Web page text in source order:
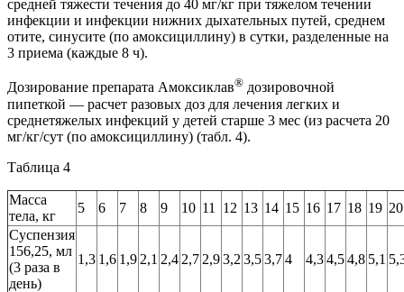
средней тяжести течения до 40 мг/кг при тяжелом течении
инфекции и инфекции нижних дыхательных путей, среднем
отите, синусите (по амоксициллину) в сутки, разделенные на
3 приема (каждые 8 ч).
Дозирование препарата Амоксиклав® дозировочной
пипеткой — расчет разовых доз для лечения легких и
среднетяжелых инфекций у детей старше 3 мес (из расчета 20
мг/кг/сут (по амоксициллину) (табл. 4).
Таблица 4
Масса
тела, кг
5 6 7 8 9 10 11 12 13 14 15 16 17 18 19 20
Суспензия
156,25, мл
(3 раза в
день)
1,3 1,6 1,9 2,1 2,4 2,7 2,93,2 3,53,74 4,34,54,8 5,1